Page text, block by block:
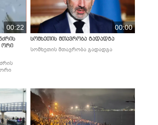
00:22
ორი
00:00
სომხეთის მთავრობა გადადგა
სომხეთის მთავრობა გადადგა